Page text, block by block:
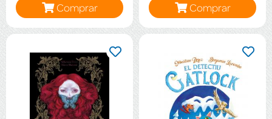
Comprar
Comprar